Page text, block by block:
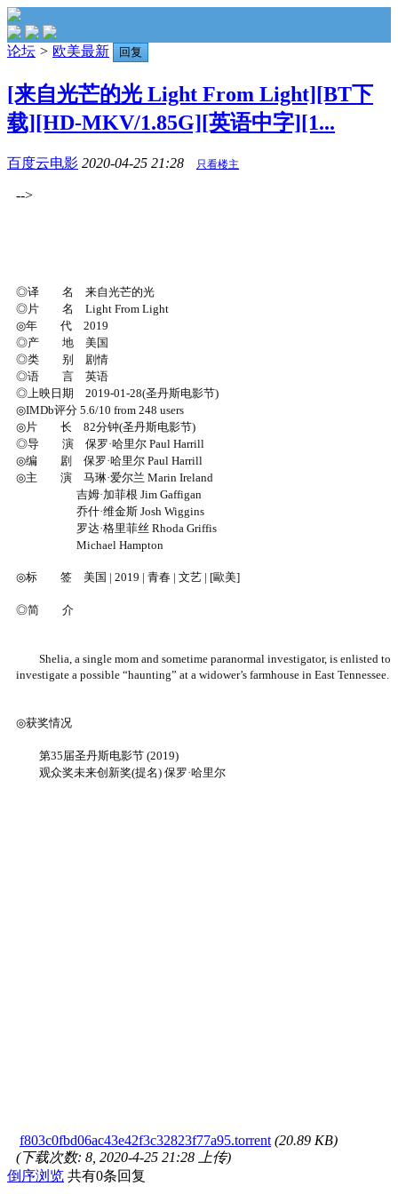
论坛 > 欧美最新 回复
[来自光芒的光 Light From Light][BT下
载][HD-MKV/1.85G][英语中字][1...
百度云电影 2020-04-25 21:28 只看楼主
-->
◎译 名 来自光芒的光
◎片 名 Light From Light
◎年 代 2019
◎产 地 美国
◎类 别 剧情
◎语 言 英语
◎上映日期 2019-01-28(圣丹斯电影节)
◎IMDb评分 5.6/10 from 248 users
◎片 长 82分钟(圣丹斯电影节)
◎导 演 保罗·哈里尔 Paul Harrill
◎编 剧 保罗·哈里尔 Paul Harrill
◎主 演 马琳·爱尔兰 Marin Ireland
吉姆·加菲根 Jim Gaffigan
乔什·维金斯 Josh Wiggins
罗达·格里菲丝 Rhoda Griffis
Michael Hampton
◎标 签 美国 | 2019 | 青春 | 文艺 | [歐美]
◎简 介
Shelia, a single mom and sometime paranormal investigator, is enlisted to
investigate a possible “haunting” at a widower’s farmhouse in East Tennessee.
◎获奖情况
第35届圣丹斯电影节 (2019)
观众奖未来创新奖(提名) 保罗·哈里尔
f803c0fbd06ac43e42f3c32823f77a95.torrent (20.89 KB)
(下载次数: 8, 2020-4-25 21:28 上传)
倒序浏览 共有0条回复